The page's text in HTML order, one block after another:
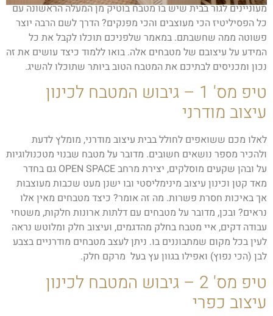
מעוניינים לגור בבית שיש בו מטבח בוטיק מן המעלה הראשונה עם
כל הפסיליטיז הכי מעוצבים והכי מפנקים? הדרך לשם הרבה יוצר
פשוטה ממה שחשבתם. במאמר שלפניכם תוכלו לקבל את כל
המידע על עיצובם של מטבחים אלה. בואו ללמוד כיצד עושים את זה
נכון ומכניסים לבתיכם את המטבח הטוב ביותר שתוכלו להשיג.
טיפ מס' 1 – גיבוש המטבח לכינון
עיצוב מודרני
לאלו מכם ששואפים לחולל בבית עיצוב מודרני, מומלץ לדעת
ולהכיר מספר נושאים חשובים. מדובר על מטבח שבנוי מטכנולוגיות
על ובהן שקעים מוסלקים, יצירת מרחב OPEN SPACE גם בחדר
מאד קטן וכינון עיצוב מינימליסטי ובו ישנן מעט שכבות מעוצבות
אך באיכות חסרת פשרות. מה זה אומר? כיצד מטבחים מאין אלו
נראים? ובכן, מדובר על מטבחים עם דלתות ארונות חלקות, משטחי
עבודה דקים, איי מטבח בחלק מהדגמים, ועיצוב חלק ומלוטש נראה
לעין בכל מקום שמתבוננים בו. ניתן לעצב מטבחים מודרניים בצבע
לבן (הכי נפוץ) ואפילו בגוון עץ בעל מרקם חלק.
טיפ מס' 2 – גיבוש המטבח לכינון
עיצוב כפרי